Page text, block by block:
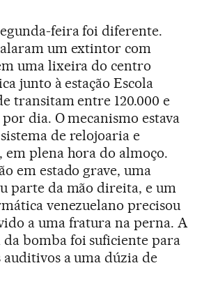
feira foi diferente.
um extintor com
uma lixeira do centro
junto à estação Escola
transitam entre 120.000 e
por dia. O mecanismo estava
de relojoaria e
em plena hora do almoço.
em estado grave, uma
parte da mão direita, e um
venezuelano precisou
a uma fratura na perna. A
da bomba foi suficiente para
a uma dúzia de